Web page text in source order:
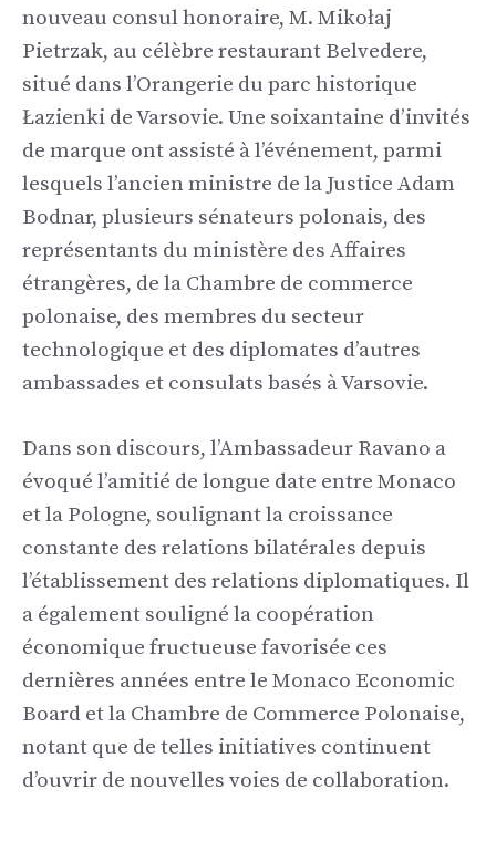
nouveau consul honoraire, M. Mikołaj
Pietrzak, au célèbre restaurant Belvedere,
situé dans l’Orangerie du parc historique
Łazienki de Varsovie. Une soixantaine d’invités
de marque ont assisté à l’événement, parmi
lesquels l’ancien ministre de la Justice Adam
Bodnar, plusieurs sénateurs polonais, des
représentants du ministère des Affaires
étrangères, de la Chambre de commerce
polonaise, des membres du secteur
technologique et des diplomates d’autres
ambassades et consulats basés à Varsovie.
Dans son discours, l’Ambassadeur Ravano a
évoqué l’amitié de longue date entre Monaco
et la Pologne, soulignant la croissance
constante des relations bilatérales depuis
l’établissement des relations diplomatiques. Il
a également souligné la coopération
économique fructueuse favorisée ces
dernières années entre le Monaco Economic
Board et la Chambre de Commerce Polonaise,
notant que de telles initiatives continuent
d’ouvrir de nouvelles voies de collaboration.